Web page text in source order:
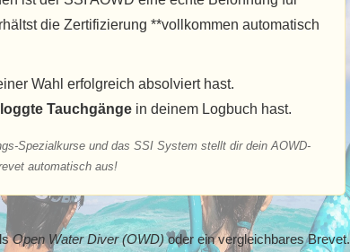
die Zertifizierung **vollkommen automatisch
Wahl erfolgreich absolviert hast.
Tauchgänge in deinem Logbuch hast.
Spezialkurse und das SSI System stellt dir dein AOWD-
automatisch aus!
Open Water Diver (OWD)oder ein vergleichbares Brevet.